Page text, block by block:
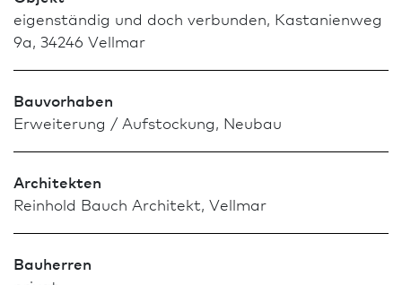
eigenständig und doch verbunden, Kastanienweg
9a, 34246 Vellmar
Bauvorhaben
Erweiterung / Aufstockung, Neu­bau
Architekten
Reinhold Bauch Architekt, Vellmar
Bauherren